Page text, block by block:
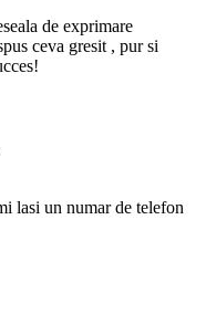
de exprimare
ceva gresit , pur si
lasi un numar de telefon